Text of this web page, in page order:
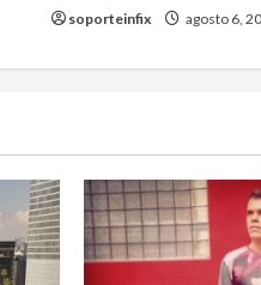
soporteinfix agosto 6,